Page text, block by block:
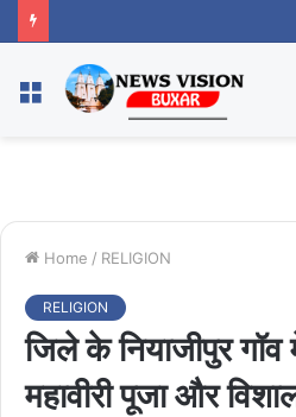
Menu
Home / RELIGION
RELIGION
जिले के नियाजीपुर गॉव
महावीरी पूजा और